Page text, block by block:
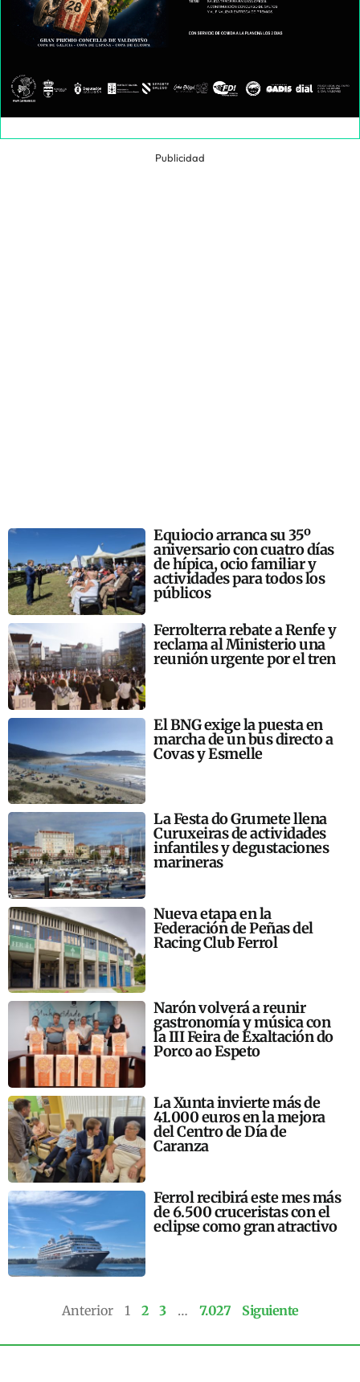
Publicidad
Equiocio arranca su 35º
aniversario con cuatro días
de hípica, ocio familiar y
actividades para todos los
públicos
Ferrolterra rebate a Renfe y
reclama al Ministerio una
reunión urgente por el tren
El BNG exige la puesta en
marcha de un bus directo a
Covas y Esmelle
La Festa do Grumete llena
Curuxeiras de actividades
infantiles y degustaciones
marineras
Nueva etapa en la
Federación de Peñas del
Racing Club Ferrol
Narón volverá a reunir
gastronomía y música con
la III Feira de Exaltación do
Porco ao Espeto
La Xunta invierte más de
41.000 euros en la mejora
del Centro de Día de
Caranza
Ferrol recibirá este mes más
de 6.500 cruceristas con el
eclipse como gran atractivo
Anterior 1 2 3 … 7.027 Siguiente